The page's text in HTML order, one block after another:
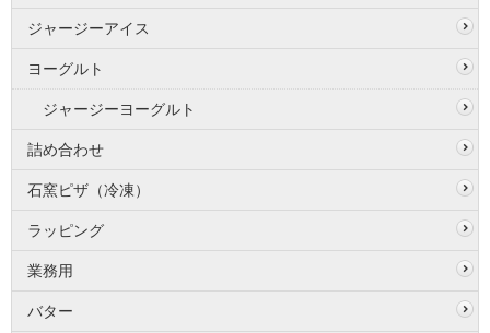
ジャージーアイス
ヨーグルト
ジャージーヨーグルト
詰め合わせ
石窯ピザ（冷凍）
ラッピング
業務用
バター